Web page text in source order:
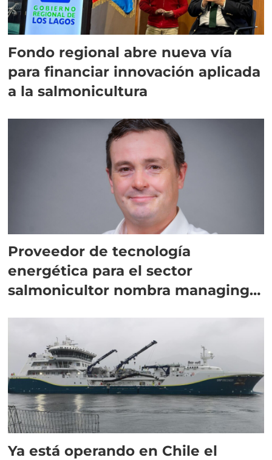
Fondo regional abre nueva vía
para financiar innovación aplicada
a la salmonicultura
Proveedor de tecnología
energética para el sector
salmonicultor nombra managing
Ya está operando en Chile el